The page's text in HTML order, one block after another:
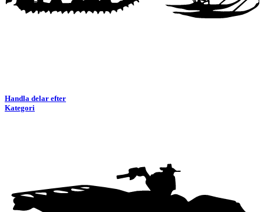
Handla delar efter
Kategori